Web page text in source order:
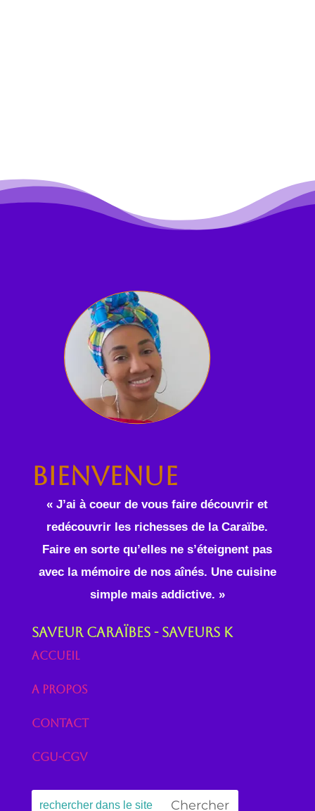
Bienvenue
« J’ai à coeur de vous faire découvrir et
redécouvrir les richesses de la Caraïbe.
Faire en sorte qu’elles ne s’éteignent pas
avec la mémoire de nos aînés. Une cuisine
simple mais addictive. »
Saveur Caraïbes - Saveurs K
Accueil
A propos
Contact
CGU-CGV